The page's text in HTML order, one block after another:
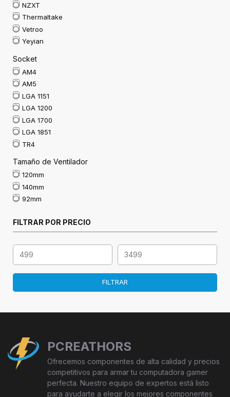
NZXT
Thermaltake
Vetroo
Yeyian
Socket
AM4
AM5
LGA 1151
LGA 1200
LGA 1700
LGA 1851
TR4
Tamaño de Ventilador
120mm
140mm
92mm
FILTRAR POR PRECIO
FILTRAR
PCREATHORS
Ofrecemos componentes de alta calidad y precios
competitivos para armar tu computadora gamer
perfecta. Nuestro equipo de expertos está listo
para ayudarte a elegir los mejores componentes